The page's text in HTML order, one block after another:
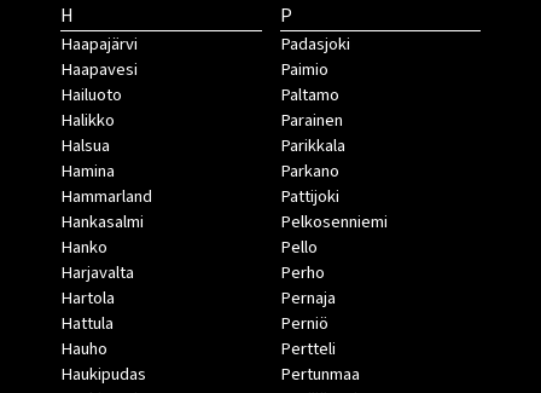
H
Haapajärvi
Haapavesi
Hailuoto
Halikko
Halsua
Hamina
Hammarland
Hankasalmi
Hanko
Harjavalta
Hartola
Hattula
Hauho
Haukipudas
P
Padasjoki
Paimio
Paltamo
Parainen
Parikkala
Parkano
Pattijoki
Pelkosenniemi
Pello
Perho
Pernaja
Perniö
Pertteli
Pertunmaa